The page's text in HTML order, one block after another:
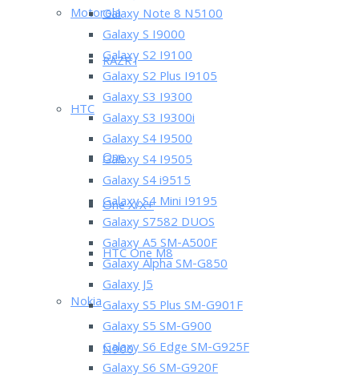
Motorola
RAZR i
HTC
One
One X/X+
HTC One M8
Nokia
N900
Galaxy Note 8 N5100
Galaxy S I9000
Galaxy S2 I9100
Galaxy S2 Plus I9105
Galaxy S3 I9300
Galaxy S3 I9300i
Galaxy S4 I9500
Galaxy S4 I9505
Galaxy S4 i9515
Galaxy S4 Mini I9195
Galaxy S7582 DUOS
Galaxy A5 SM-A500F
Galaxy Alpha SM-G850
Galaxy J5
Galaxy S5 Plus SM-G901F
Galaxy S5 SM-G900
Galaxy S6 Edge SM-G925F
Galaxy S6 SM-G920F